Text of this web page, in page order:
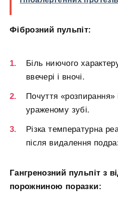
Фіброзний пульпіт:
Біль ниючого
ввечері і вночі.
Почуття «розпирання»
ураженому зубі.
Різка температурна
після видалення
Гангренозний пульпіт з
порожниною поразки: